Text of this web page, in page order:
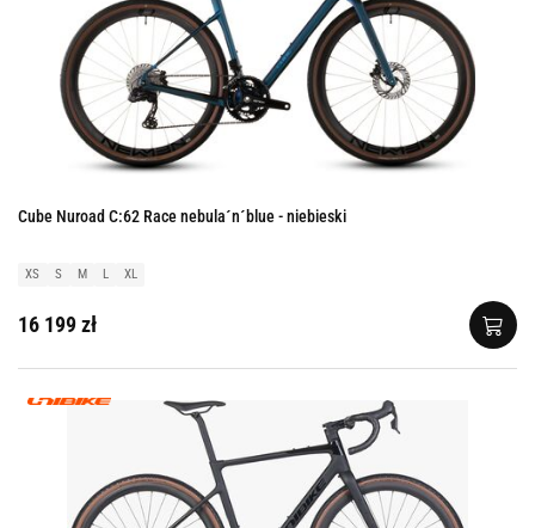
Cube Nuroad C:62 Race nebula´n´blue - niebieski
XS S M L XL
16 199 zł